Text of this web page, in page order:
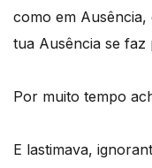
como em
tua Ausência se faz
Por muito tempo
E lastimava,